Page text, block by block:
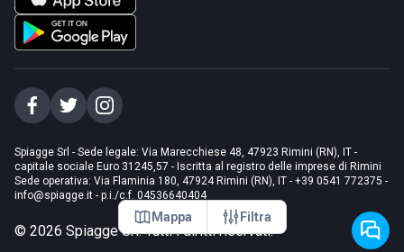
Mappa Filtra
Spiagge Srl - Sede legale: Via Marecchiese 48, 47923 Rimini (RN), IT -
capitale sociale Euro 31245,57 - Iscritta al registro delle imprese di Rimini
Sede operativa: Via Flaminia 180, 47924 Rimini (RN), IT - +39 0541 772375 -
info@spiagge.it - p.i./c.f. 04536640404
© 2026 Spiagge Srl. Tutti i diritti riservati.